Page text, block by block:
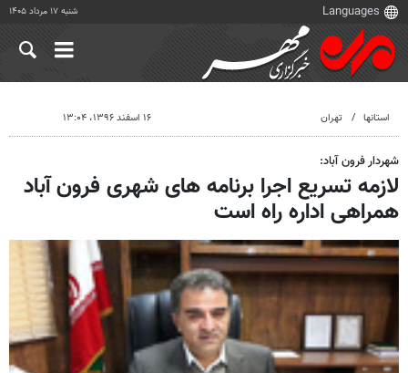
شنبه ۱۷ مرداد ۱۴۰۵
استانها تهران ۱۶ اسفند ۱۳۹۶، ۱۳:۰۴
شهردار فرون آباد:
لازمه تسریع اجرا برنامه های شهری فرون آباد
همراهی اداره راه است